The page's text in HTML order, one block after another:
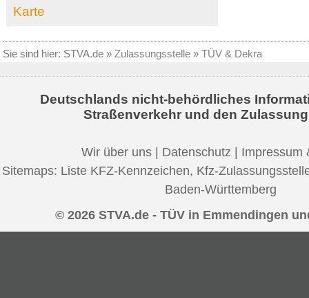
Karte
Sie sind hier: STVA.de » Zulassungsstelle » TÜV & Dekra
Deutschlands nicht-behördliches
Straßenverkehr und den
Wir über uns | Datenschutz | Impressum
Sitemaps: Liste KFZ-Kennzeichen, Kfz-
Baden-Württemberg
© 2026 STVA.de - TÜV in Emmendingen